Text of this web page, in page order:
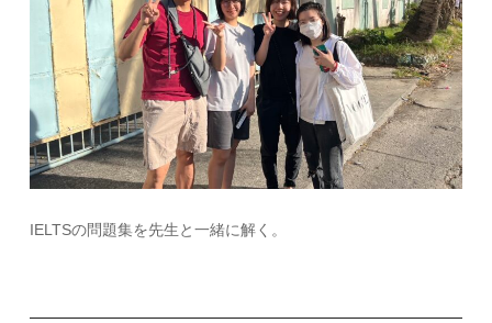
IELTSの問題集を先生と一緒に解く。